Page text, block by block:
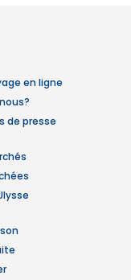
en ligne
de presse